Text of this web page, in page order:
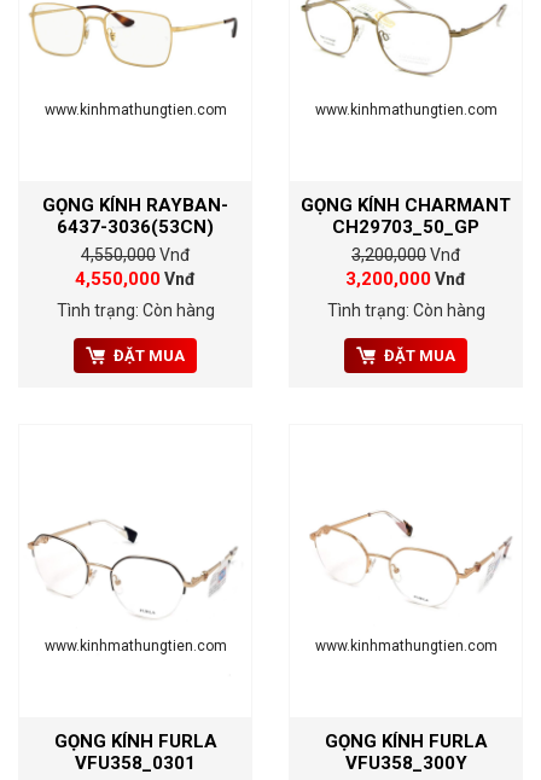
www.kinhmathungtien.com
GỌNG KÍNH RAYBAN-
6437-3036(53CN)
4,550,000Vnđ
4,550,000Vnđ
Tình trạng: Còn hàng
ĐẶT MUA
www.kinhmathungtien.com
GỌNG KÍNH CHARMANT
CH29703_50_GP
3,200,000Vnđ
3,200,000Vnđ
Tình trạng: Còn hàng
ĐẶT MUA
www.kinhmathungtien.com
GỌNG KÍNH FURLA
VFU358_0301
www.kinhmathungtien.com
GỌNG KÍNH FURLA
VFU358_300Y